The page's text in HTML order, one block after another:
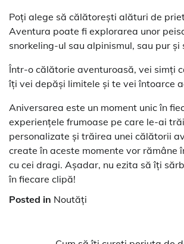
Poți alege să călătorești alături de
Aventura poate fi explorarea unor
snorkeling-ul sau alpinismul, sau pur
Într-o călătorie aventuroasă, vei simți
îți vei depăși limitele și te vei întoarce
Aniversarea este un moment unic în
experiențele frumoase pe care le-ai
personalizate și trăirea unei călătorii
create în aceste momente vor
cu cei dragi. Așadar, nu ezita să îți
în fiecare clipă!
Posted in Noutăți